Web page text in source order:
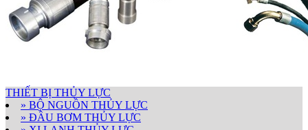
THIẾT BỊ THỦY LỰC
» BỘ NGUỒN THỦY LỰC
» ĐẦU BƠM THỦY LỰC